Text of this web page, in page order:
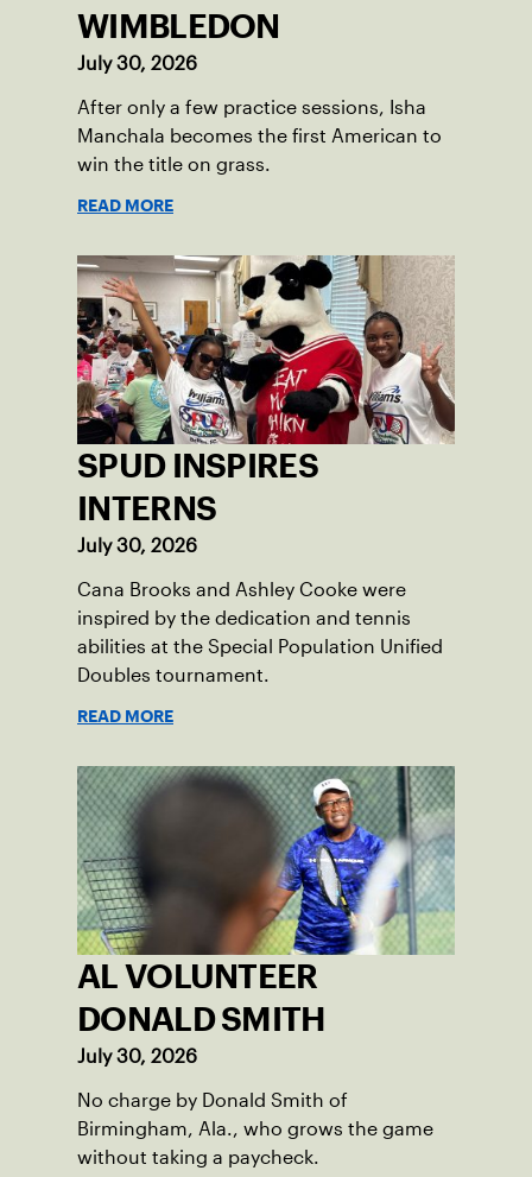
WIMBLEDON
July 30, 2026
After only a few practice sessions, Isha
Manchala becomes the first American to
win the title on grass.
READ MORE
SPUD INSPIRES
INTERNS
July 30, 2026
Cana Brooks and Ashley Cooke were
inspired by the dedication and tennis
abilities at the Special Population Unified
Doubles tournament.
READ MORE
AL VOLUNTEER
DONALD SMITH
July 30, 2026
No charge by Donald Smith of
Birmingham, Ala., who grows the game
without taking a paycheck.